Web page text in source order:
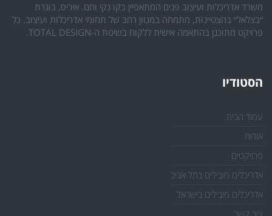
משרד אדריכלות ועיצוב פנים המתאפיין בקו נקי וחם. איריס, בוגרת
״בצלאל״ בהצטיינות, מתמחה במגוון רחב של תחומי אדריכלות ועיצוב. כל
פרויקט מתוכנן בהתאמה אישית ללקוח בשיטת ה-TOTAL DESIGN.
הסטודיו
עמוד הבית
אודות
פרויקטים
אדריכלים מובילים בתל אביב
אדריכלים מובילים בישראל
צור קשר